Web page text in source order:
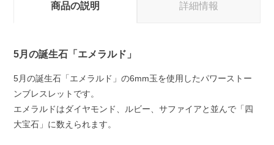
商品の説明 詳細情報
5月の誕生石「エメラルド」
5月の誕生石「エメラルド」の6mm玉を使用したパワーストー
ンブレスレットです。
エメラルドはダイヤモンド、ルビー、サファイアと並んで「四
大宝石」に数えられます。